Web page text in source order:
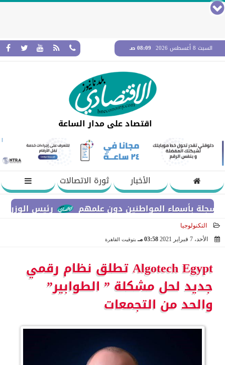
السبت 8 أغسطس 2026 08:09 صـ
اقتصاد على مدار الساعة
الأخبار
ثورة الاتصالات
رئيس الوزراء
بأسماء المواطنين دون علمهم
التكنولوجيا
الأحد، 7 فبراير 2021
03:58 مـ بتوقيت القاهرة
Algotech Egypt تطلق نظام رقمي
جديد لحل مشكلة ” الطوابير”
والحد من التجمعات